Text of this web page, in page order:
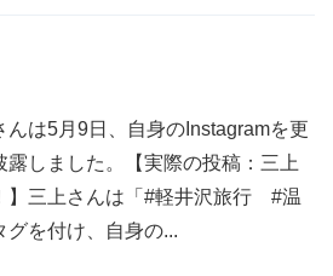
んは5月9日、自身のInstagramを更
露しました。【実際の投稿：三上
】三上さんは「#軽井沢旅行 #温
グを付け、自身の...